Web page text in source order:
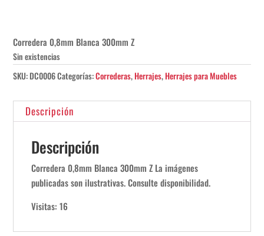
Corredera 0,8mm Blanca 300mm Z
Sin existencias
SKU:DC0006Categorías:Correderas,Herrajes,Herrajes para Muebles
Descripción
Descripción
Corredera 0,8mm Blanca 300mm Z La imágenes
publicadas son ilustrativas. Consulte disponibilidad.
Visitas: 16